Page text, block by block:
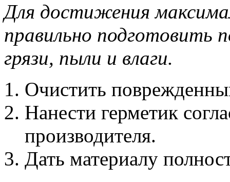
Для достижения
правильно подготовить
грязи, пыли и влаги.
Очистить
Нанести герметик
производителя.
Дать материалу